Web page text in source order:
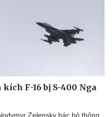
Xe máy
Tư vấn
F-16 bị S-400 Nga
Zelensky bác bỏ thông